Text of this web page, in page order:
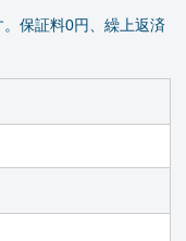
。保証料0円、繰上返済